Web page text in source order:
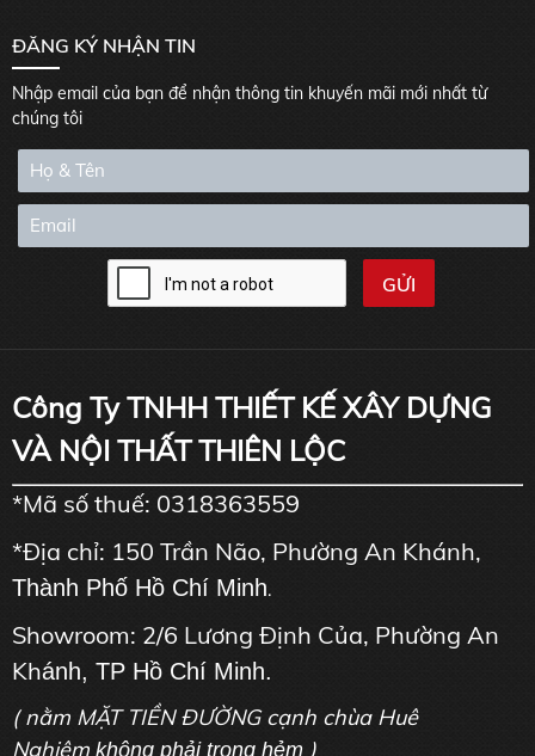
ĐĂNG KÝ NHẬN TIN
Nhập email của bạn để nhận thông tin khuyến mãi mới nhất từ
chúng tôi
Công Ty TNHH THIẾT KẾ XÂY DỰNG
VÀ NỘI THẤT THIÊN LỘC
*Mã số thuế: 0318363559
*Địa chỉ: 150 Trần Não, Phường An Khánh,
Thành Phố Hồ Chí Minh.
Showroom: 2/6 Lương Định Của, Phường An
Khánh, TP Hồ Chí Minh.
( nằm MẶT TIỀN ĐƯỜNG cạnh chùa Huê
Nghiêm không phải trong hẻm )